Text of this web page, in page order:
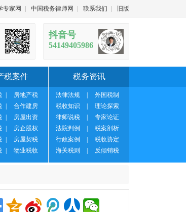
专家网 中国税务律师网 联系我们 旧版
抖音号
54149405986
税案件
房地产税
合作建房
房屋出资
房企股权
房屋契税
物业税收
税务资讯
法律法规
外国税制
税收知识
理论探索
律师说税
专家论证
法院判例
税案剖析
行政案例
税收协定
海关税则
反倾销税